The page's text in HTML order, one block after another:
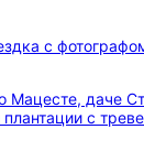
с
Мацесте, даче
с